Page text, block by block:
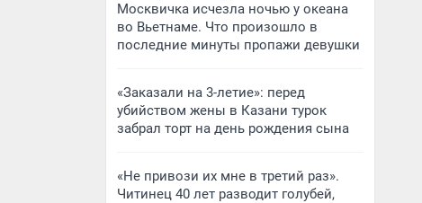
Москвичка исчезла ночью у океана
во Вьетнаме. Что произошло в
последние минуты пропажи девушки
«Заказали на 3-летие»: перед
убийством жены в Казани турок
забрал торт на день рождения сына
«Не привози их мне в третий раз».
Читинец 40 лет разводит голубей,